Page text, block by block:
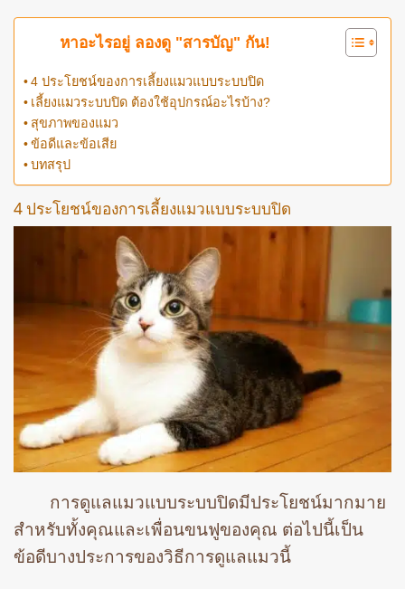
หาอะไรอยู่ ลองดู "สารบัญ" กัน!
4 ประโยชน์ของการเลี้ยงแมวแบบระบบปิด
เลี้ยงแมวระบบปิด ต้องใช้อุปกรณ์อะไรบ้าง?
สุขภาพของแมว
ข้อดีและข้อเสีย
บทสรุป
4 ประโยชน์ของการเลี้ยงแมวแบบระบบปิด
การดูแลแมวแบบระบบปิดมีประโยชน์มากมาย
สำหรับทั้งคุณและเพื่อนขนฟูของคุณ ต่อไปนี้เป็น
ข้อดีบางประการของวิธีการดูแลแมวนี้